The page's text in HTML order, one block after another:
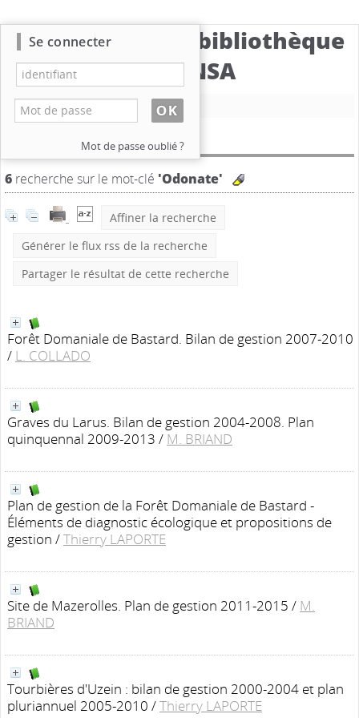
Catalogue de la bibliothèque
du CBNSA
Nouvelle recherche
Résultat de la recherche
6 recherche sur le mot-clé 'Odonate'
Affiner la recherche
Générer le flux rss de la recherche
Partager le résultat de cette recherche
Forêt Domaniale de Bastard. Bilan de gestion 2007-2010
/ L. COLLADO
Graves du Larus. Bilan de gestion 2004-2008. Plan
quinquennal 2009-2013 / M. BRIAND
Plan de gestion de la Forêt Domaniale de Bastard -
Éléments de diagnostic écologique et propositions de
gestion /Thierry LAPORTE
Site de Mazerolles. Plan de gestion 2011-2015 / M.
BRIAND
Tourbières d'Uzein : bilan de gestion 2000-2004 et plan
pluriannuel 2005-2010 /Thierry LAPORTE
Se connecter
Mot de passe oublié ?